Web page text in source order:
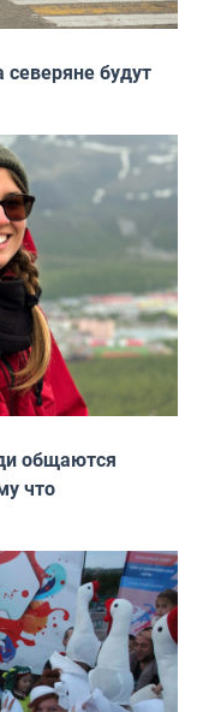
северяне будут
общаются
что